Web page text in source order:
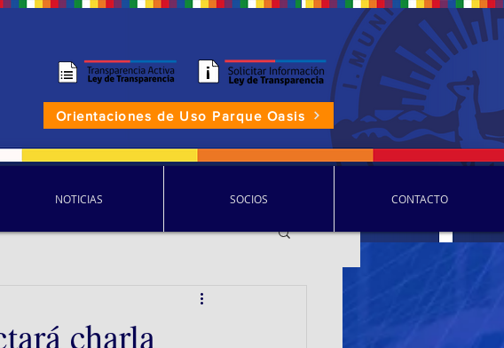
Orientaciones de Uso Parque Oasis
charla
NOTICIAS SOCIOS CONTACTO